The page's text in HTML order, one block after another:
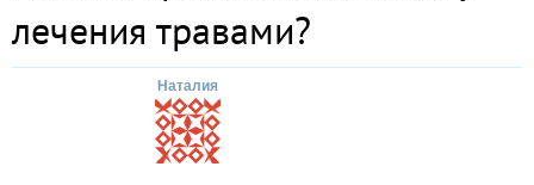
лечения травами?
Наталия